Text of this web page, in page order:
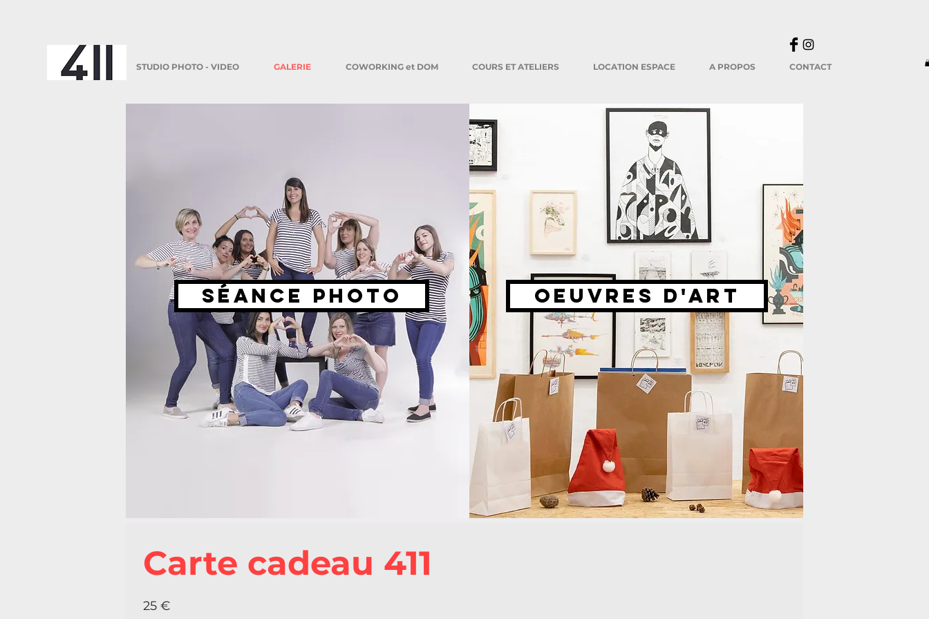
STUDIO PHOTO - VIDEO GALERIE COWORKING et DOM COURS ET ATELIERS LOCATION ESPACE A PROPOS CONTACT
Séance Photo OEUVRES d'art
Carte cadeau 411
25 €